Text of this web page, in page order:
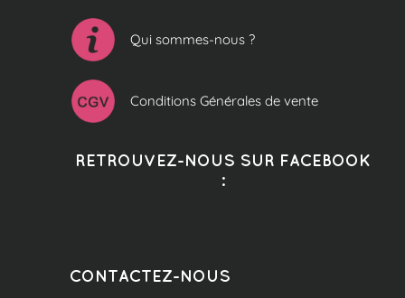
Qui sommes-nous ?
Conditions Générales de vente
RETROUVEZ-NOUS SUR FACEBOOK
:
CONTACTEZ-NOUS